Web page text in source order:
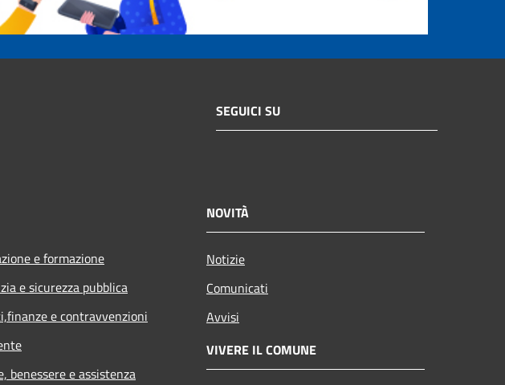
SEGUICI SU
e formazione
e sicurezza pubblica
e contravvenzioni
benessere e assistenza
NOVITÀ
Notizie
Comunicati
Avvisi
VIVERE IL COMUNE